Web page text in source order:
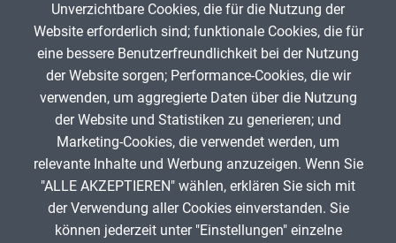
Unternehmensformen
519 Kevin Maurer
ANZEIGE
Unverzichtbare Cookies, die für die Nutzung der
Website erforderlich sind; funktionale Cookies, die für
eine bessere Benutzerfreundlichkeit bei der Nutzung
der Website sorgen; Performance-Cookies, die wir
verwenden, um aggregierte Daten über die Nutzung
der Website und Statistiken zu generieren; und
Marketing-Cookies, die verwendet werden, um
relevante Inhalte und Werbung anzuzeigen. Wenn Sie
"ALLE AKZEPTIEREN" wählen, erklären Sie sich mit
der Verwendung aller Cookies einverstanden. Sie
können jederzeit unter "Einstellungen" einzelne